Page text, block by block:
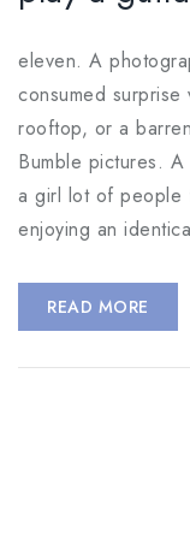
eleven. A
consumed
rooftop, or a
Bumble pictures.
a girl lot of people
enjoying an
READ MORE